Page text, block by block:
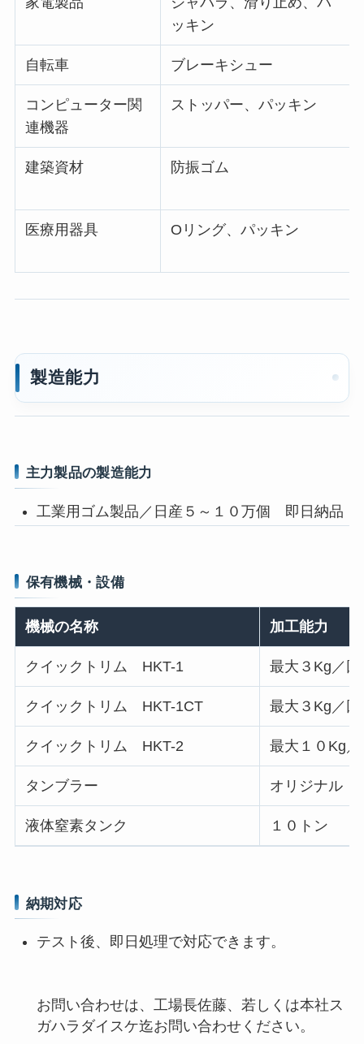
ッキン
自転車 ブレーキシュー
コンピューター関
連機器
ストッパー、パッキン
建築資材 防振ゴム
医療用器具 Oリング、パッキン
製造能力
主力製品の製造能力
工業用ゴム製品／日産５～１０万個 即日納品
保有機械・設備
機械の名称 加工能力
クイックトリム HKT-1 最大３Kg／
クイックトリム HKT-1CT 最大３Kg／
クイックトリム HKT-2 最大１０Kg
タンブラー オリジナル
液体窒素タンク １０トン
納期対応
テスト後、即日処理で対応できます。
お問い合わせは、工場長佐藤、若しくは本社ス
ガハラダイスケ迄お問い合わせください。